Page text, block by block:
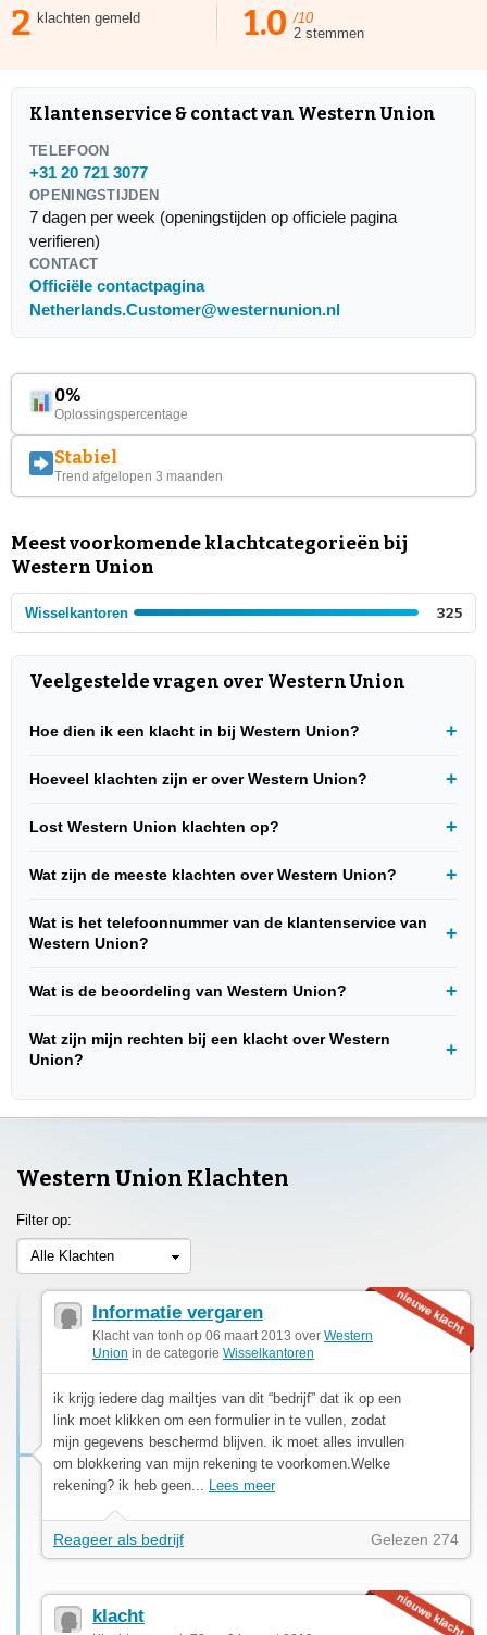
2 klachten gemeld 1.0 /10
2 stemmen
Klantenservice & contact van Western Union
TELEFOON
+31 20 721 3077
OPENINGSTIJDEN
7 dagen per week (openingstijden op officiele pagina
verifieren)
CONTACT
Officiële contactpagina
Netherlands.Customer@westernunion.nl
0%
Oplossingspercentage
Stabiel
Trend afgelopen 3 maanden
Meest voorkomende klachtcategorieën bij
Western Union
Wisselkantoren 325
Veelgestelde vragen over Western Union
Hoe dien ik een klacht in bij Western Union?
Hoeveel klachten zijn er over Western Union?
Lost Western Union klachten op?
Wat zijn de meeste klachten over Western Union?
Wat is het telefoonnummer van de klantenservice van
Western Union?
Wat is de beoordeling van Western Union?
Wat zijn mijn rechten bij een klacht over Western
Union?
Western Union Klachten
Filter op:
Alle Klachten
Informatie vergaren
Klacht van tonh op 06 maart 2013 over Western
Union in de categorie Wisselkantoren
ik krijg iedere dag mailtjes van dit “bedrijf” dat ik op een
link moet klikken om een formulier in te vullen, zodat
mijn gegevens beschermd blijven. ik moet alles invullen
om blokkering van mijn rekening te voorkomen.Welke
rekening? ik heb geen... Lees meer
Reageer als bedrijf Gelezen 274
klacht